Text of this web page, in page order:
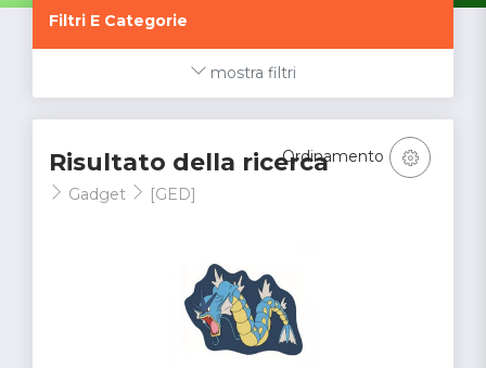
Filtri E Categorie
mostra filtri
Risultato della ricerca
Gadget [GED]
Ordinamento